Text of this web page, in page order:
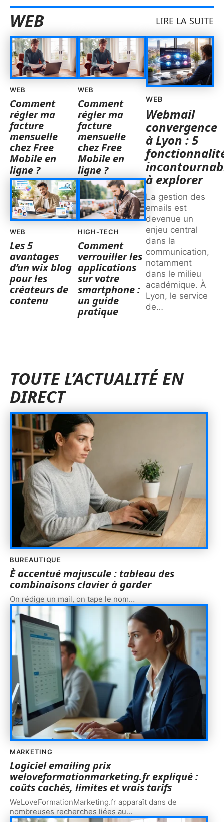
WEB LIRE LA SUITE
WEB
Comment
régler ma
facture
mensuelle
chez Free
Mobile en
ligne ?
WEB
Les 5
avantages
d’un wix blog
pour les
créateurs de
contenu
WEB
Comment
régler ma
facture
mensuelle
chez Free
Mobile en
ligne ?
HIGH-TECH
Comment
verrouiller les
applications
sur votre
smartphone :
un guide
pratique
WEB
Webmail
convergence
à Lyon : 5
à explorer
La gestion des
emails est
devenue un
enjeu central
dans la
communication,
notamment
dans le milieu
académique. À
Lyon, le service
de…
TOUTE L’ACTUALITÉ EN
DIRECT
BUREAUTIQUE
È accentué majuscule : tableau des
combinaisons clavier à garder
On rédige un mail, on tape le nom…
MARKETING
Logiciel emailing prix
weloveformationmarketing.fr expliqué :
coûts cachés, limites et vrais tarifs
WeLoveFormationMarketing.fr apparaît dans de
nombreuses recherches liées au…